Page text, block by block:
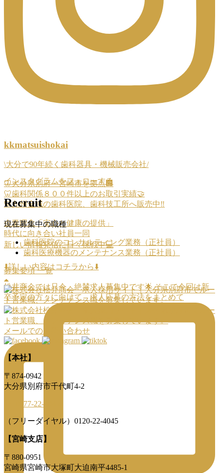
kkmatsuishokai
\大分で90年続く歯科器具・機械販売会社/
🦷大分県別府・宮崎市を拠点🏢
🦷歯科関係８００件以上のお取引実績🤝
🦷九州全域の歯科医院、歯科技工所へ販売中‼️
企業理念「安心と健康の提供」
時代に向き合い社員一同
新しい情報発信に日々挑戦中💻
⬇️詳しい内容はコチラから⬇️
松井商会では只今、絶賛求人募集中です🌟 そこで今回は新
卒予定の方々に向けて、求人応募の方法をまとめて
インスタグラムをフォローする
Recruit
現在募集中の職種
歯科医院のコンサルティング業務（正社員）
歯科医療機器のメンテナンス業務（正社員）
募集要項 一覧
メールでのお問い合わせ
【本社】
〒874-0942
大分県別府市千代町4-2
Tel 0977-22-4045
（フリーダイヤル）0120-22-4045
【宮崎支店】
〒880-0951
宮崎県宮崎市大塚町大迫南平4485-1